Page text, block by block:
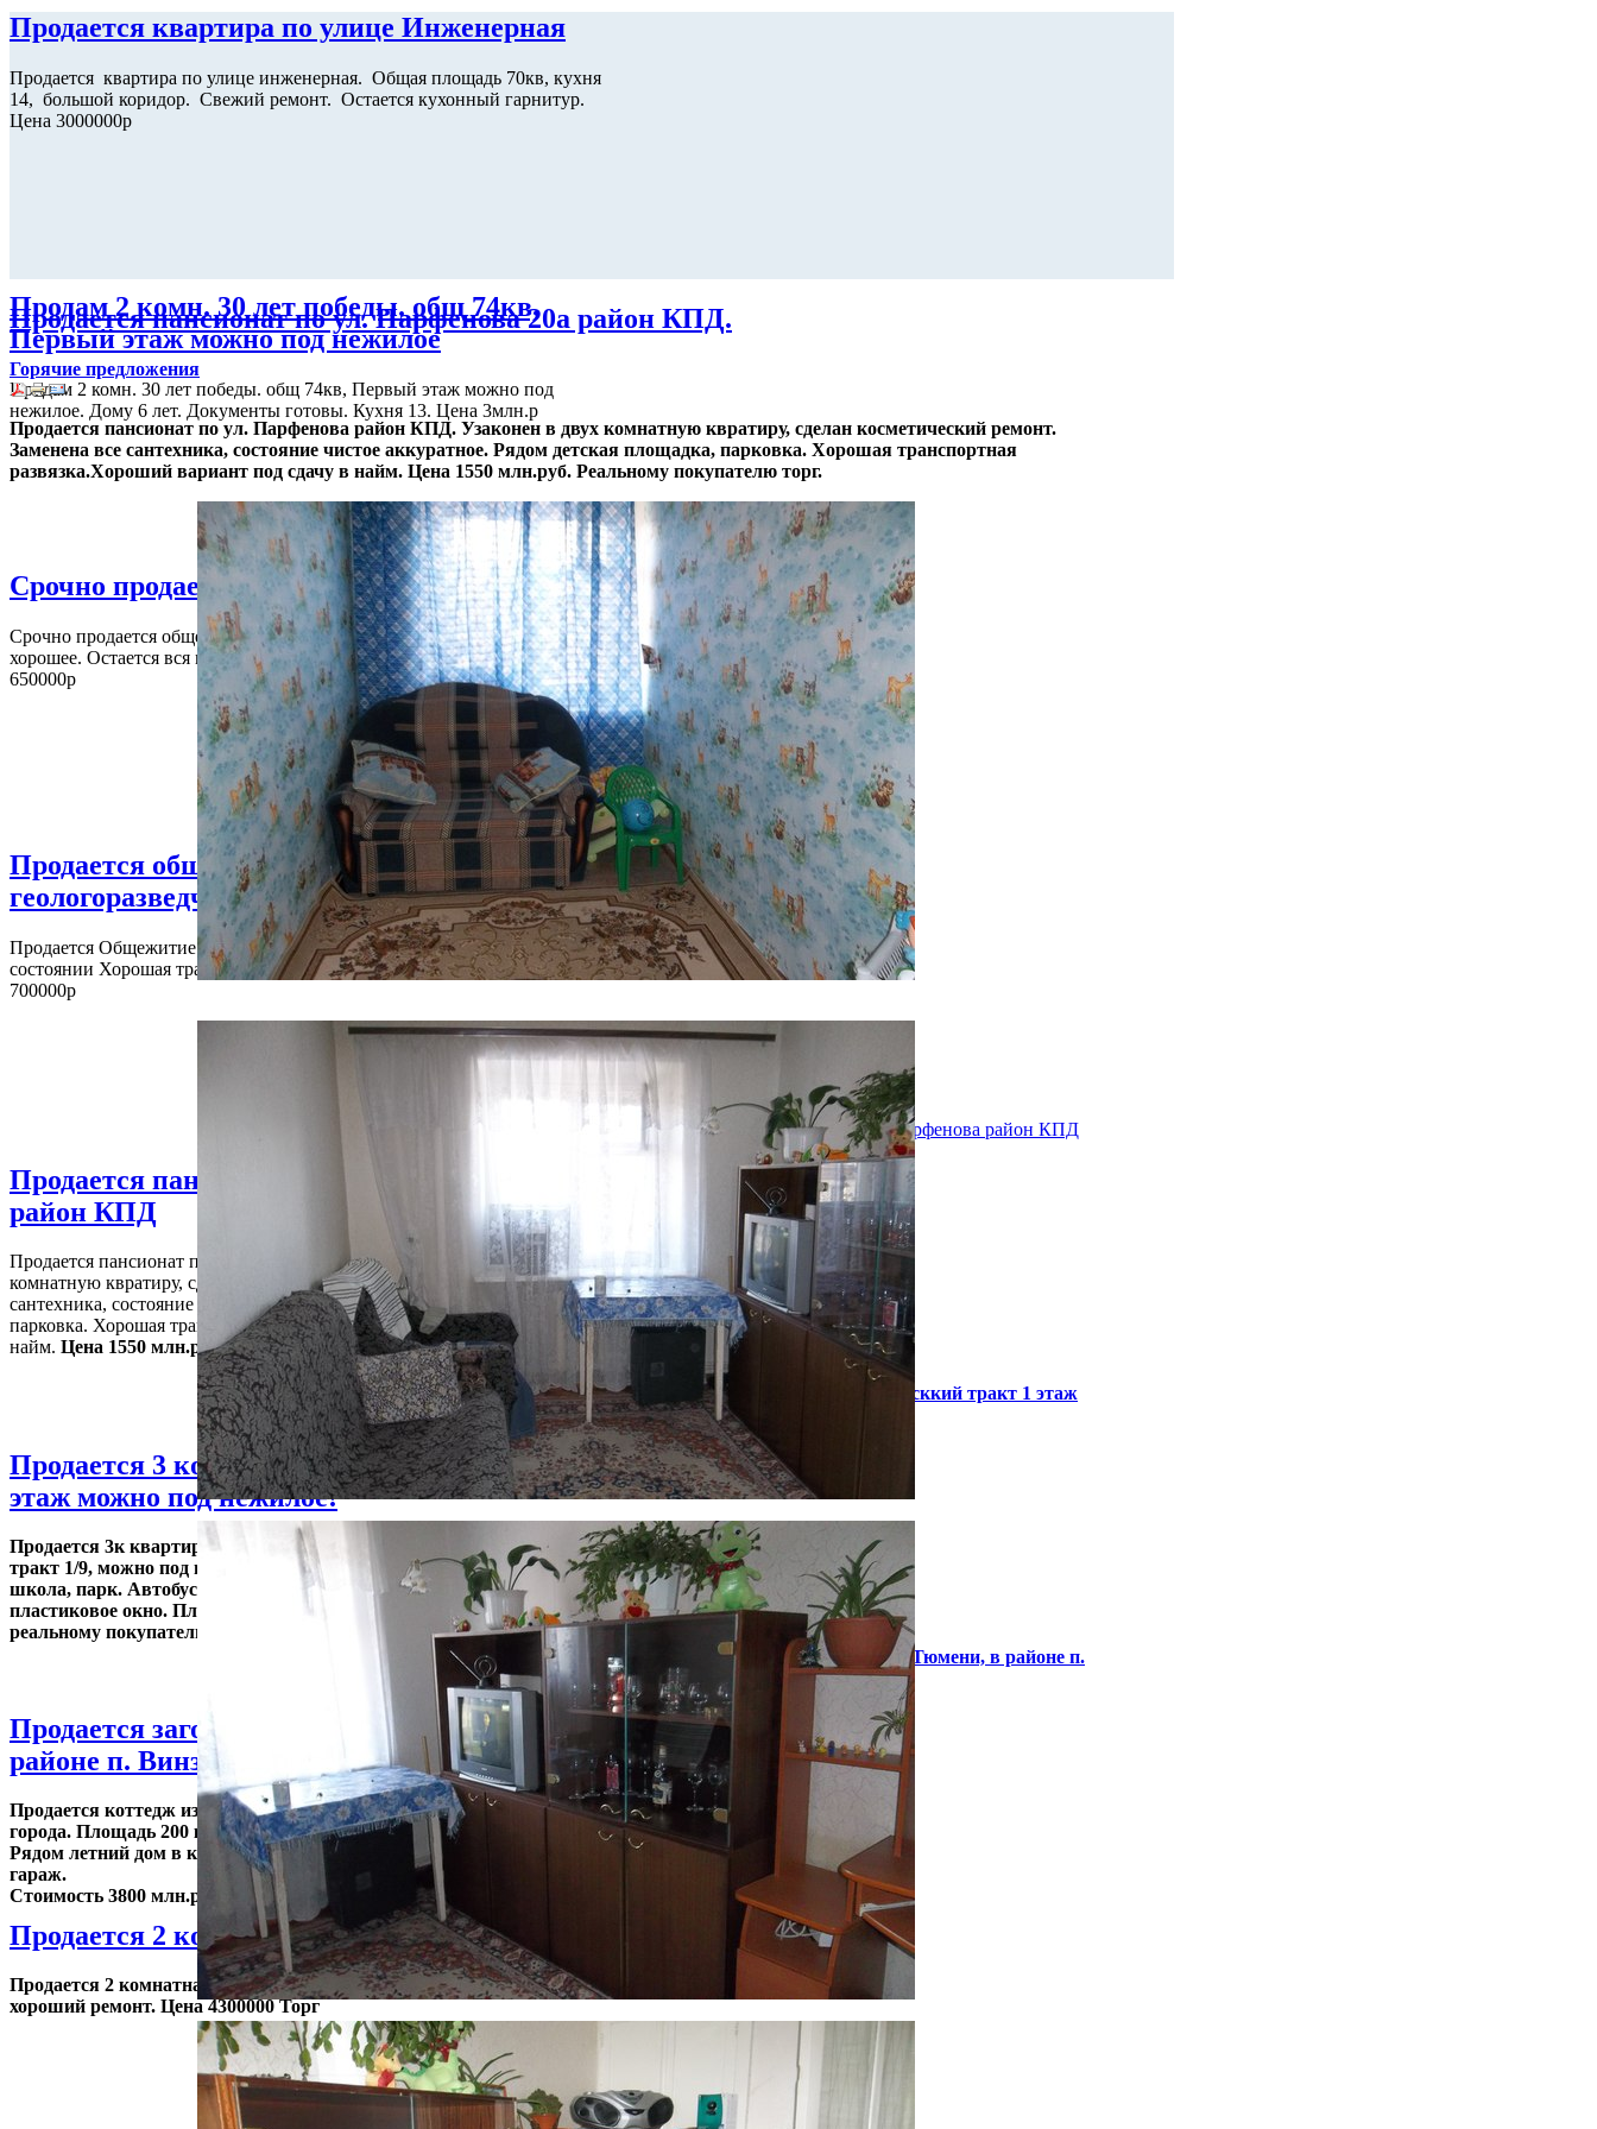
Продается квартира по улице Инженерная
Продается квартира по улице инженерная. Общая площадь 70кв, кухня
14, большой коридор. Свежий ремонт. Остается кухонный гарнитур.
Цена 3000000р
Продам 2 комн. 30 лет победы. общ 74кв,
Первый этаж можно под нежилое
Продам 2 комн. 30 лет победы. общ 74кв, Первый этаж можно под
нежилое. Дому 6 лет. Документы готовы. Кухня 13. Цена 3млн.р
Срочно продается общежитие!
Срочно продается общежитие по улице Харьковская. Состояние
хорошее. Остается вся мебель. Окна пластик, лоджия под кухню. Цена
650000р
Продается общежитие по ул.
геологоразведчиков. в отличном состоянии!
Продается Общежитие по ул. Геологоразведчиков в отличном
состоянии Хорошая транспортная развязка, рядом парковка. Цена
700000р
Продается пансионат по ул. Парфенова
район КПД
Продается пансионат по ул. Парфенова район КПД. Узаконен в двух
комнатную квратиру, сделан косметический ремонт. Заменена все
сантехника, состояние чистое аккуратное. Рядом детская площадка,
парковка. Хорошая транспортная развязка.Хороший вариант под сдачу в
найм. Цена 1550 млн.руб.
Продается 3 комн. Червишевсккий тракт 1
этаж можно под нежилое!
Продается 3к квартира по ул. Ставропольская, р-н Червишевский
тракт 1/9, можно под нежилое. Развитая инфраструктура, рядом
школа, парк. Автобусная остановка. Ремонт обычный, в кухне
пластиковое окно. Площадь 68 кв м. Цена 3 млн.руб. хороший торг
реальному покупателю. Документы готовы.
Продается загородный дом в Тюмени, в
районе п. Винзили
Продается коттедж из кирпича без внутренней отделки. 30 км от
города. Площадь 200 кв.м. 16 соток земли, все в собственности.
Рядом летний дом в котором на период стройки можно жить. Есть
гараж.
Стоимость 3800 млн.р либо обмен на 2комнатную квратиру
Продается 2 комн. по ул. Депутатская
Продается 2 комнатная по ул. Депутатская, кирпичный дом, 80кв
хороший ремонт. Цена 4300000 Торг
Продается пансионат по ул. Парфенова 20а район КПД.
Горячие предложения
Продается пансионат по ул. Парфенова район КПД. Узаконен в двух комнатную квратиру, сделан косметический ремонт.
Заменена все сантехника, состояние чистое аккуратное. Рядом детская площадка, парковка. Хорошая транспортная
развязка.Хороший вариант под сдачу в найм. Цена 1550 млн.руб. Реальному покупателю торг.